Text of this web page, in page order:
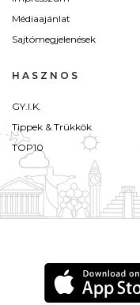
Médiaajánlat
Sajtómegjelenések
HASZNOS
GY.I.K.
Tippek & Trükkök
TOP10